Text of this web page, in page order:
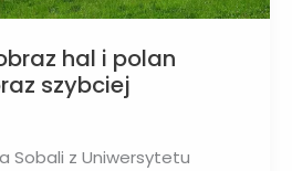
hal i polan
szybciej
Sobali z Uniwersytetu